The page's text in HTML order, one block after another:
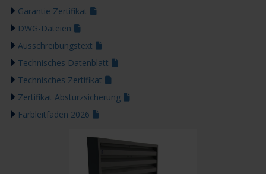
Garantie Zertifikat
DWG-Dateien
Ausschreibungstext
Technisches Datenblatt
Technisches Zertifikat
Zertifikat Absturzsicherung
Farbleitfaden 2026